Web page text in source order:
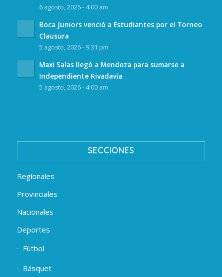
6 agosto, 2026 - 4:00 am
Boca Juniors venció a Estudiantes por el Torneo
Clausura
5 agosto, 2026 - 9:31 pm
Maxi Salas llegó a Mendoza para sumarse a
Independiente Rivadavia
5 agosto, 2026 - 4:00 am
SECCIONES
Regionales
Provinciales
Nacionales
Deportes
Fútbol
Básquet